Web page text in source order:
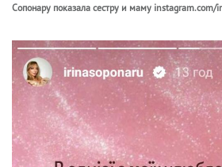
Сопонару показала сестру и маму instagram.com/